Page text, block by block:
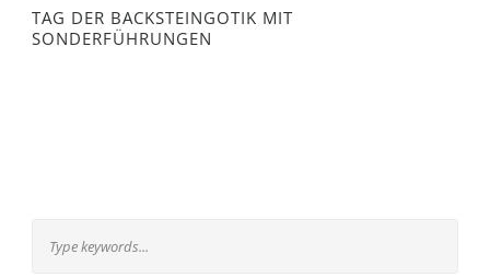
TAG DER BACKSTEINGOTIK MIT
SONDERFÜHRUNGEN